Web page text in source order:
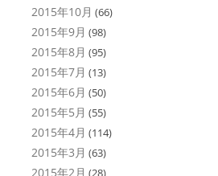
2015年10月 (66)
2015年9月 (98)
2015年8月 (95)
2015年7月 (13)
2015年6月 (50)
2015年5月 (55)
2015年4月 (114)
2015年3月 (63)
2015年2月 (28)